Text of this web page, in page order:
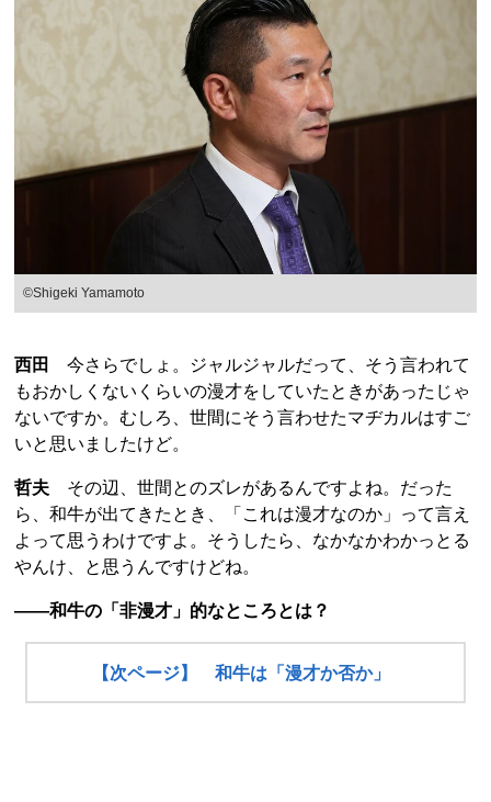
©Shigeki Yamamoto
西田
今さらでしょ。ジャルジャルだって、そう言われて
もおかしくないくらいの漫才をしていたときがあったじゃ
ないですか。むしろ、世間にそう言わせたマヂカルはすご
いと思いましたけど。
哲夫 その辺、世間とのズレがあるんですよね。だった
ら、和牛が出てきたとき、「これは漫才なのか」って言え
よって思うわけですよ。そうしたら、なかなかわかっとる
やんけ、と思うんですけどね。
――和牛の「非漫才」的なところとは？
【次ページ】 和牛は「漫才か否か」